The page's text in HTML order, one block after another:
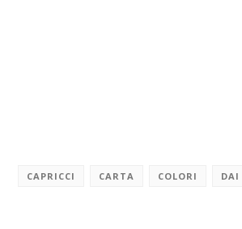
CAPRICCI CARTA COLORI DAI